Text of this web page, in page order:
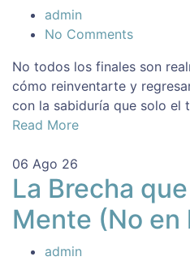
admin
No Comments
No todos los finales son
cómo reinventarte y
con la sabiduría que solo el
Read More
06 Ago 26
La Brecha
Mente (No en
admin